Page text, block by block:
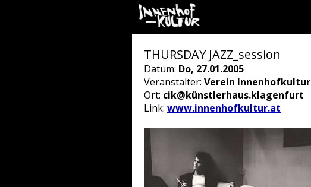
THURSDAY JAZZ_session
Datum: Do, 27.01.2005
Veranstalter: Verein Innenhofkultur
Ort: cik@künstlerhaus.klagenfurt
Link: www.innenhofkultur.at